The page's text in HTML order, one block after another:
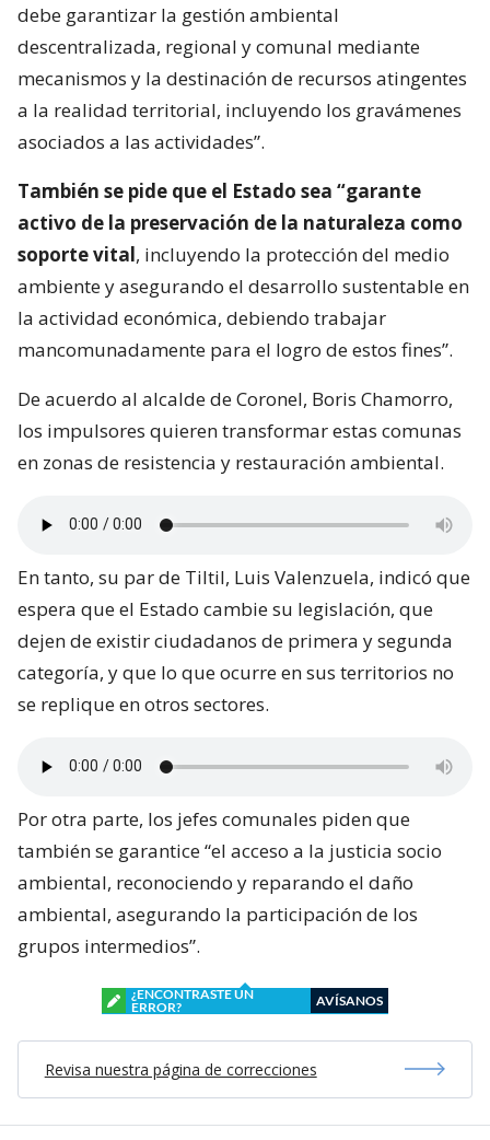
debe garantizar la gestión ambiental
descentralizada, regional y comunal mediante
mecanismos y la destinación de recursos atingentes
a la realidad territorial, incluyendo los gravámenes
asociados a las actividades”.
También se pide que el Estado sea “garante
activo de la preservación de la naturaleza como
soporte vital, incluyendo la protección del medio
ambiente y asegurando el desarrollo sustentable en
la actividad económica, debiendo trabajar
mancomunadamente para el logro de estos fines”.
De acuerdo al alcalde de Coronel, Boris Chamorro,
los impulsores quieren transformar estas comunas
en zonas de resistencia y restauración ambiental.
En tanto, su par de Tiltil, Luis Valenzuela, indicó que
espera que el Estado cambie su legislación, que
dejen de existir ciudadanos de primera y segunda
categoría, y que lo que ocurre en sus territorios no
se replique en otros sectores.
Por otra parte, los jefes comunales piden que
también se garantice “el acceso a la justicia socio
ambiental, reconociendo y reparando el daño
ambiental, asegurando la participación de los
grupos intermedios”.
¿ENCONTRASTE UN
ERROR?
AVÍSANOS
Revisa nuestra página de correcciones